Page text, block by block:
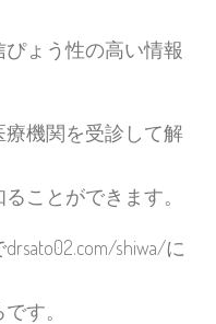
ょう性の高い情報
機関を受診して解
ことができます。
shiwa/に
す。